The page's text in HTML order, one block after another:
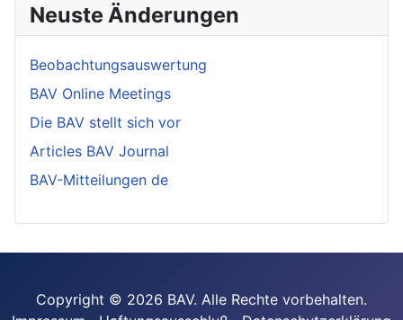
Neuste Änderungen
Beobachtungsauswertung
BAV Online Meetings
Die BAV stellt sich vor
Articles BAV Journal
BAV-Mitteilungen de
Copyright © 2026 BAV. Alle Rechte vorbehalten.